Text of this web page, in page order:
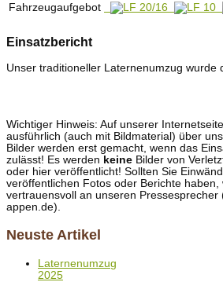
Fahrzeugaufgebot
Einsatzbericht
Unser traditioneller Laternenumzug wurde
Wichtiger Hinweis: Auf unserer
ausführlich (auch mit Bildmaterial) über
Bilder werden erst gemacht, wenn das
zulässt! Es werden keine Bilder von
oder hier veröffentlicht! Sollten Sie
veröffentlichen Fotos oder Berichte haben,
vertrauensvoll an unseren Pressesprecher
appen.de).
Neuste Artikel
Laternenumzug
2025